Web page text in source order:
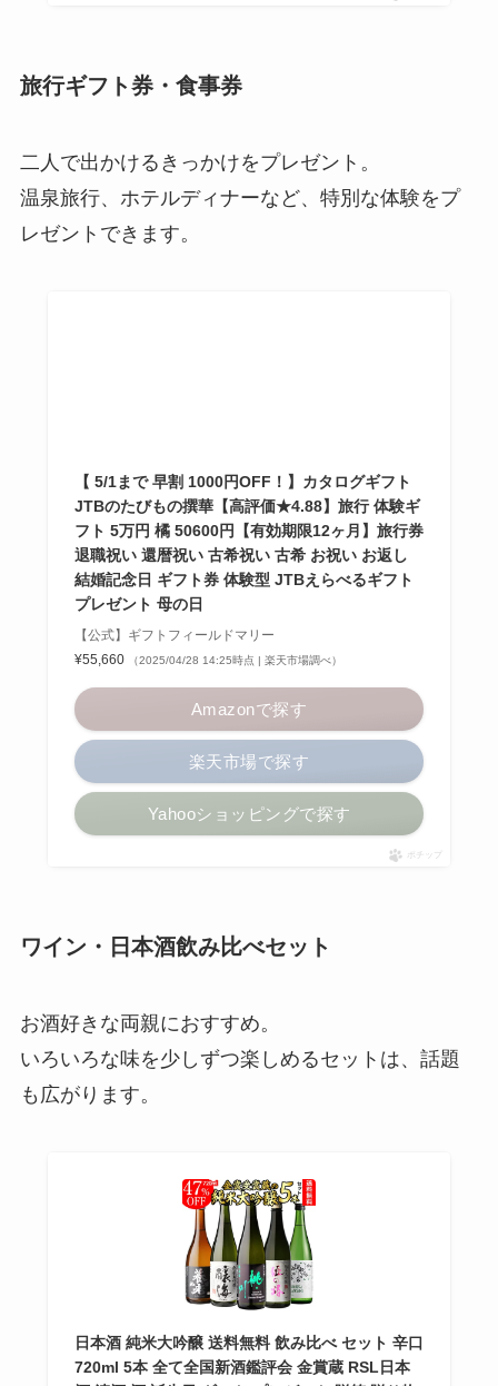
旅行ギフト券・食事券
二人で出かけるきっかけをプレゼント。
温泉旅行、ホテルディナーなど、特別な体験をプ
レゼントできます。
【 5/1まで 早割 1000円OFF！】カタログギフト
JTBのたびもの撰華【高評価★4.88】旅行 体験ギ
フト 5万円 橘 50600円【有効期限12ヶ月】旅行券
退職祝い 還暦祝い 古希祝い 古希 お祝い お返し
結婚記念日 ギフト券 体験型 JTBえらべるギフト
プレゼント 母の日
【公式】ギフトフィールドマリー
¥55,660
（2025/04/28 14:25時点 | 楽天市場調べ）
Amazonで探す
楽天市場で探す
Yahooショッピングで探す
ポチップ
ワイン・日本酒飲み比べセット
お酒好きな両親におすすめ。
いろいろな味を少しずつ楽しめるセットは、話題
も広がります。
日本酒 純米大吟醸 送料無料 飲み比べ セット 辛口
720ml 5本 全て全国新酒鑑評会 金賞蔵 RSL日本